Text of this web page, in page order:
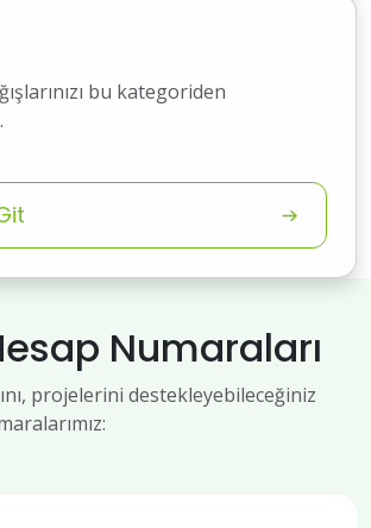
bu kategoriden
Numaraları
projelerini destekleyebileceğiniz